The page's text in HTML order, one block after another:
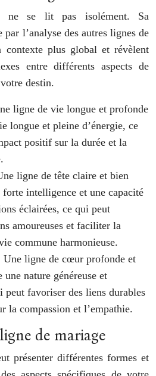
ne se lit pas isolément. Sa
l’analyse des autres lignes de
plus global et révèlent
entre différents aspects de
destin.
ligne de vie longue et profonde
longue et pleine d’énergie, ce
positif sur la durée et la
ligne de tête claire et bien
intelligence et une capacité
éclairées, ce qui peut
amoureuses et faciliter la
commune harmonieuse.
Une ligne de cœur profonde et
une nature généreuse et
peut favoriser des liens durables
la compassion et l’empathie.
de mariage
présenter différentes formes et